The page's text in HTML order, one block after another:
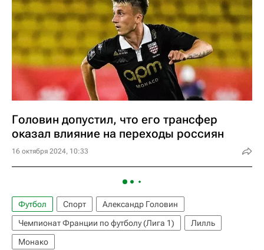
Головин допустил, что его трансфер
оказал влияние на переходы россиян
16 октября 2024, 10:33
Футбол Спорт
Александр Головин
Чемпионат Франции по футболу (Лига 1)
Лилль
Монако